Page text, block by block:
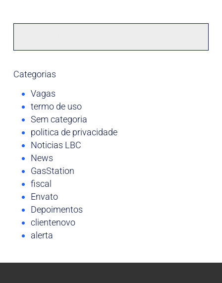
Categorias
Vagas
termo de uso
Sem categoria
politica de privacidade
Noticias LBC
News
GasStation
fiscal
Envato
Depoimentos
clientenovo
alerta